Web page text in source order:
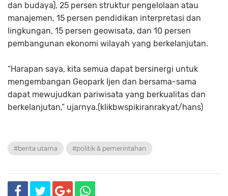
dan budaya), 25 persen struktur pengelolaan atau
manajemen, 15 persen pendidikan interpretasi dan
lingkungan, 15 persen geowisata, dan 10 persen
pembangunan ekonomi wilayah yang berkelanjutan.
“Harapan saya, kita semua dapat bersinergi untuk
mengembangan Geopark Ijen dan bersama-sama
dapat mewujudkan pariwisata yang berkualitas dan
berkelanjutan,” ujarnya.(klikbwspikiranrakyat/hans)
#berita utama #politik & pemerintahan